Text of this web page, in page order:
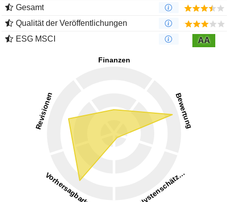
Gesamt
Qualität der Veröffentlichungen
ESG MSCI
AA